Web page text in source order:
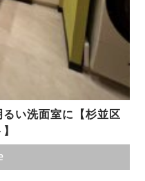
い洗面室に【杉並区